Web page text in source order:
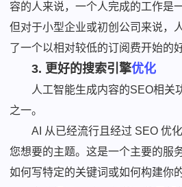
容的人来说，一个人完成的工作
但对于小型企业或初创公司来说，
了一个以相对较低的订阅费开始的
3. 更好的搜索引擎优化
人工智能生成内容的SEO相关
之一。
AI 从已经流行且经过 SEO 优
您想要的主题。这是一个主要的服
如何写特定的关键词或如何构建你